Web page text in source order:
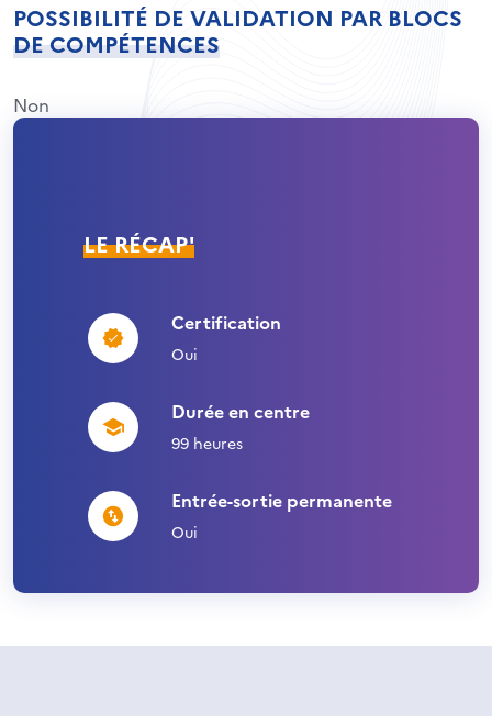
POSSIBILITÉ DE VALIDATION PAR BLOCS
DE COMPÉTENCES
Non
LE RÉCAP'
Certification
Oui
Durée en centre
99 heures
Entrée-sortie permanente
Oui